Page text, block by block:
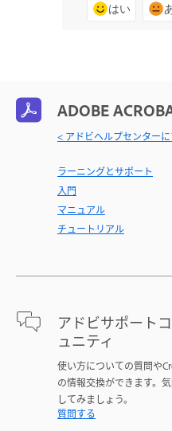
はい
ADOBE
< アドビヘルプセンター
ラーニングとサポート
入門
マニュアル
チュートリアル
アドビサポート
ュニティ
使い方についての質問や
の情報交換ができます。
してみましょう。
質問する